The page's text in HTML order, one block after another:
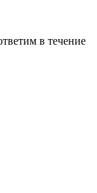
в течение